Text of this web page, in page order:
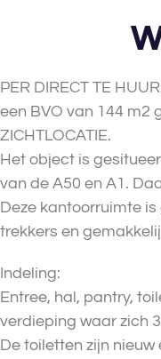
PER DIRECT TE
een BVO van 144 m2
ZICHTLOCATIE.
Het object is
van de A50 en A1.
Deze kantoorruimte
trekkers en
Indeling:
Entree, hal, pantry,
verdieping waar zich
De toiletten zijn